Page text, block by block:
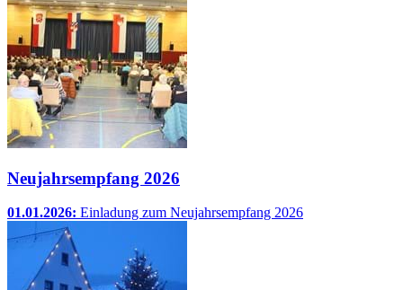
Neujahrsempfang 2026
01.01.2026: Einladung zum Neujahrsempfang 2026